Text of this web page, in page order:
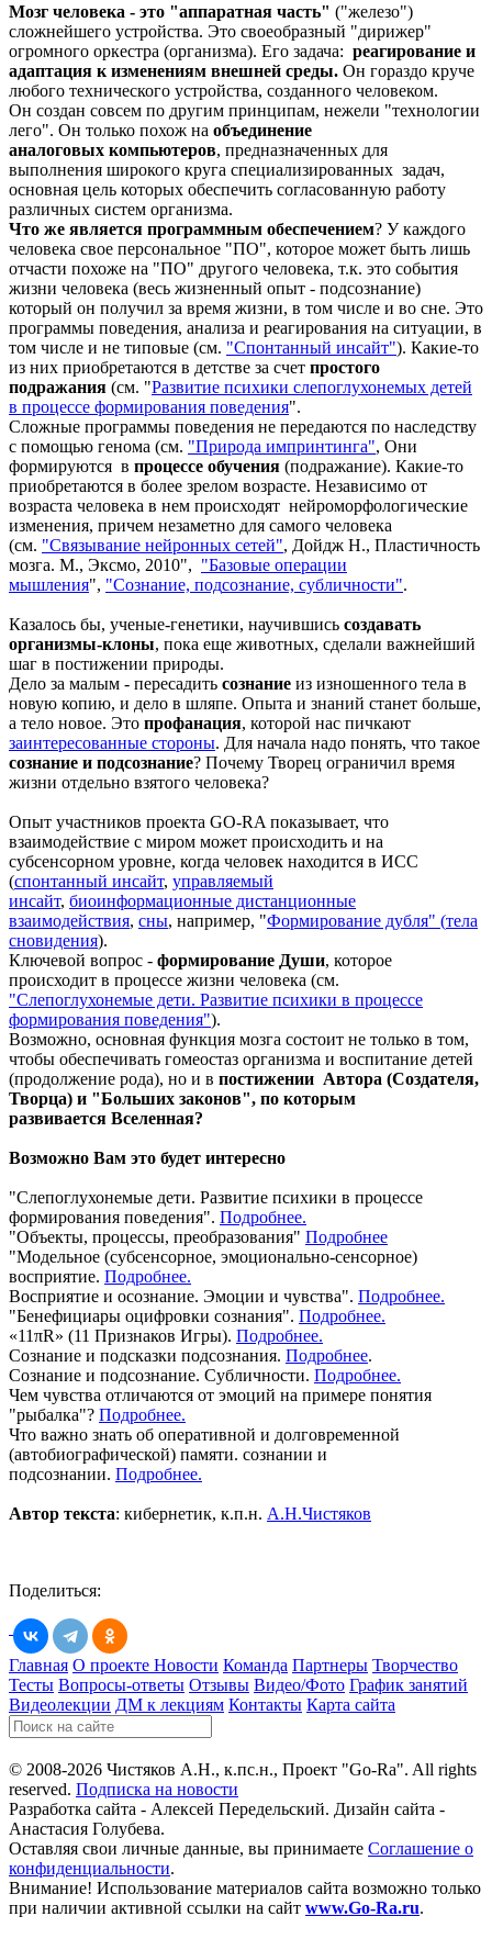
Мозг человека - это "аппаратная часть" ("железо")
сложнейшего устройства. Это своеобразный "дирижер"
огромного оркестра (организма). Его задача: реагирование и
адаптация к изменениям внешней среды. Он гораздо круче
любого технического устройства, созданного человеком.
Он создан совсем по другим принципам, нежели "технологии
лего". Он только похож на объединение
аналоговых компьютеров, предназначенных для
выполнения широкого круга специализированных задач,
основная цель которых обеспечить согласованную работу
различных систем организма.
Что же является программным обеспечением? У каждого
человека свое персональное "ПО", которое может быть лишь
отчасти похоже на "ПО" другого человека, т.к. это события
жизни человека (весь жизненный опыт - подсознание)
который он получил за время жизни, в том числе и во сне. Это
программы поведения, анализа и реагирования на ситуации, в
том числе и не типовые (см. "Спонтанный инсайт"). Какие-то
из них приобретаются в детстве за счет простого
подражания (см. "Развитие психики слепоглухонемых детей
в процессе формирования поведения".
Сложные программы поведения не передаются по наследству
с помощью генома (см. "Природа импринтинга", Они
формируются в процессе обучения (подражание). Какие-то
приобретаются в более зрелом возрасте. Независимо от
возраста человека в нем происходят нейроморфологические
изменения, причем незаметно для самого человека
(см. "Связывание нейронных сетей", Дойдж Н., Пластичность
мозга. М., Эксмо, 2010", "Базовые операции
мышления", "Сознание, подсознание, субличности".
Казалось бы, ученые-генетики, научившись создавать
организмы-клоны, пока еще животных, сделали важнейший
шаг в постижении природы.
Дело за малым - пересадить сознание из изношенного тела в
новую копию, и дело в шляпе. Опыта и знаний станет больше,
а тело новое. Это профанация, которой нас пичкают
заинтересованные стороны. Для начала надо понять, что такое
сознание и подсознание? Почему Творец ограничил время
жизни отдельно взятого человека?
Опыт участников проекта GO-RA показывает, что
взаимодействие с миром может происходить и на
субсенсорном уровне, когда человек находится в ИСС
(спонтанный инсайт, управляемый
инсайт, биоинформационные дистанционные
взаимодействия, сны, например, "Формирование дубля" (тела
сновидения).
Ключевой вопрос - формирование Души, которое
происходит в процессе жизни человека (см.
"Слепоглухонемые дети. Развитие психики в процессе
формирования поведения").
Возможно, основная функция мозга состоит не только в том,
чтобы обеспечивать гомеостаз организма и воспитание детей
(продолжение рода), но и в постижении Автора (Создателя,
Творца) и "Больших законов", по которым
развивается Вселенная?
Возможно Вам это будет интересно
"Слепоглухонемые дети. Развитие психики в процессе
формирования поведения". Подробнее.
"Объекты, процессы, преобразования" Подробнее
"Модельное (субсенсорное, эмоционально-сенсорное)
восприятие. Подробнее.
Восприятие и осознание. Эмоции и чувства". Подробнее.
"Бенефициары оцифровки сознания". Подробнее.
«11πR» (11 Признаков Игры). Подробнее.
Сознание и подсказки подсознания. Подробнее.
Сознание и подсознание. Субличности. Подробнее.
Чем чувства отличаются от эмоций на примере понятия
"рыбалка"? Подробнее.
Что важно знать об оперативной и долговременной
(автобиографической) памяти. сознании и
подсознании. Подробнее.
Автор текста: кибернетик, к.п.н. А.Н.Чистяков
Поделиться:
Главная О проекте Новости Команда Партнеры Творчество
Тесты Вопросы-ответы Отзывы Видео/Фото График занятий
Видеолекции ДМ к лекциям Контакты Карта сайта
© 2008-2026 Чистяков А.Н., к.пс.н., Проект "Go-Ra". All rights
reserved. Подписка на новости
Разработка сайта - Алексей Передельский. Дизайн сайта -
Анастасия Голубева.
Оставляя свои личные данные, вы принимаете Соглашение о
конфиденциальности.
Внимание! Использование материалов сайта возможно только
при наличии активной ссылки на сайт www.Go-Ra.ru.